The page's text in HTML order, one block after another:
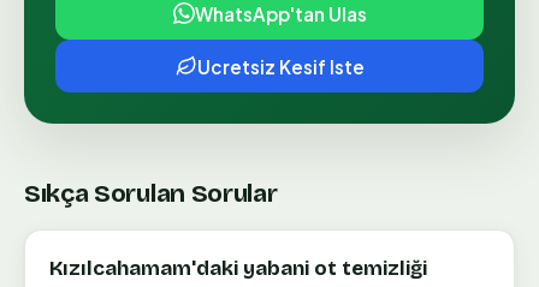
WhatsApp'tan Ulas
Ucretsiz Kesif Iste
Sıkça Sorulan Sorular
Kızılcahamam'daki yabani ot temizliği